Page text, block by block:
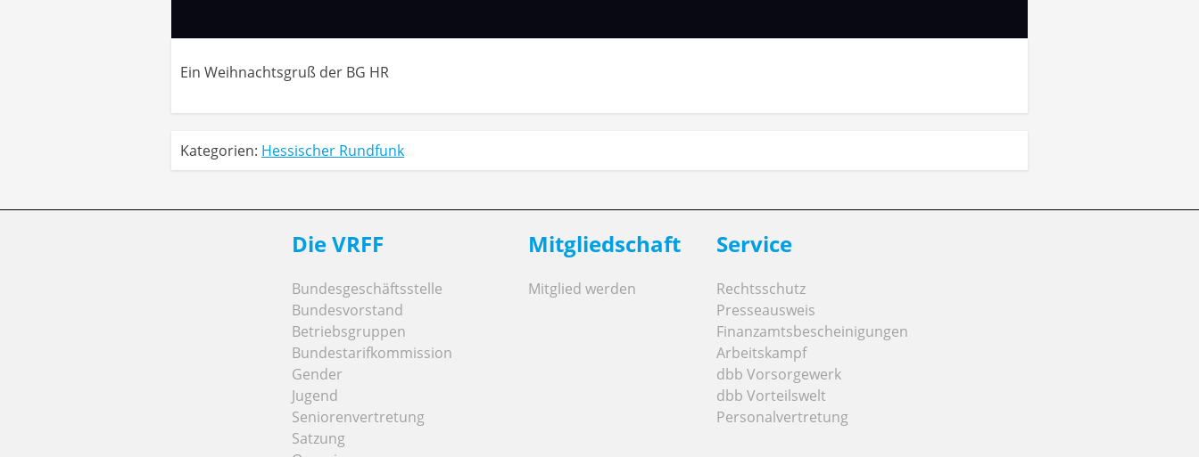
Ein Weihnachtsgruß der BG HR
Kategorien: Hessischer Rundfunk
Die VRFF
Bundesgeschäftsstelle
Bundesvorstand
Betriebsgruppen
Bundestarifkommission
Gender
Jugend
Seniorenvertretung
Satzung
Mitgliedschaft
Mitglied werden
Service
Rechtsschutz
Presseausweis
Finanzamtsbescheinigungen
Arbeitskampf
dbb Vorsorgewerk
dbb Vorteilswelt
Personalvertretung